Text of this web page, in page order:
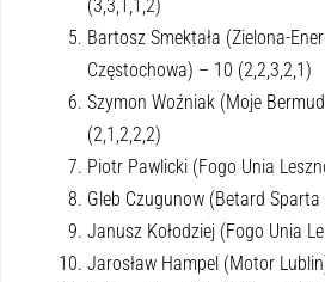
(3,3,1,1,2)
Bartosz Smektała (Zielona-
Częstochowa) – 10 (2,2,3,2,1)
Szymon Woźniak (Moje
(2,1,2,2,2)
Piotr Pawlicki (Fogo Unia
Gleb Czugunow (Betard
Janusz Kołodziej (Fogo Unia
Jarosław Hampel (Motor